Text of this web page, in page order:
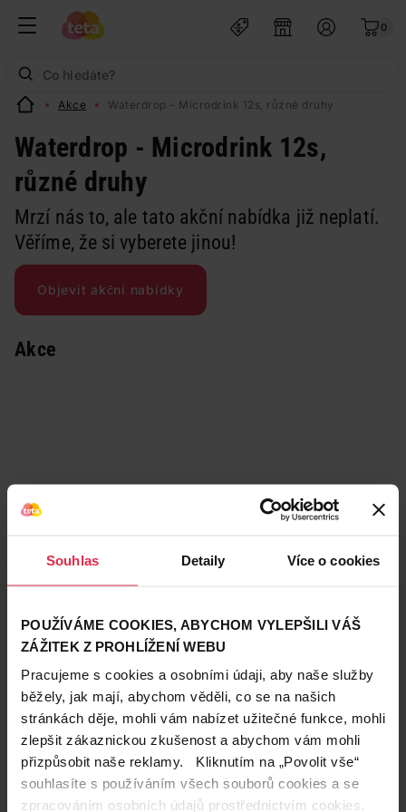
Souhlas Detaily Více o cookies
POUŽÍVÁME COOKIES, ABYCHOM VYLEPŠILI VÁŠ
ZÁŽITEK Z PROHLÍŽENÍ WEBU
Pracujeme s cookies a osobními údaji, aby naše služby
běžely, jak mají, abychom věděli, co se na našich
stránkách děje, mohli vám nabízet užitečné funkce, mohli
zlepšit zákaznickou zkušenost a abychom vám mohli
přizpůsobit naše reklamy. Kliknutím na „Povolit vše“
souhlasíte s používáním všech souborů cookies a se
zpracováním osobních údajů prostřednictvím cookies.
0
Akce Waterdrop - Microdrink 12s, různé druhy
Waterdrop - Microdrink 12s,
různé druhy
Mrzí nás to, ale tato akční nabídka již neplatí.
Věříme, že si vyberete jinou!
Objevit akční nabídky
Akce
Teta prodejny a služby